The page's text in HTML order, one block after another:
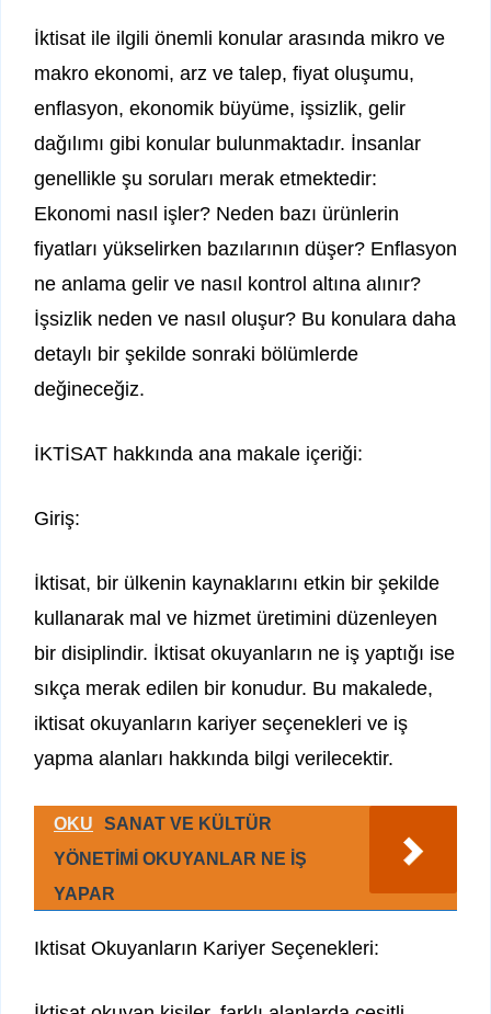
İktisat ile ilgili önemli konular arasında mikro ve
makro ekonomi, arz ve talep, fiyat oluşumu,
enflasyon, ekonomik büyüme, işsizlik, gelir
dağılımı gibi konular bulunmaktadır. İnsanlar
genellikle şu soruları merak etmektedir:
Ekonomi nasıl işler? Neden bazı ürünlerin
fiyatları yükselirken bazılarının düşer? Enflasyon
ne anlama gelir ve nasıl kontrol altına alınır?
İşsizlik neden ve nasıl oluşur? Bu konulara daha
detaylı bir şekilde sonraki bölümlerde
değineceğiz.
İKTİSAT hakkında ana makale içeriği:
Giriş:
İktisat, bir ülkenin kaynaklarını etkin bir şekilde
kullanarak mal ve hizmet üretimini düzenleyen
bir disiplindir. İktisat okuyanların ne iş yaptığı ise
sıkça merak edilen bir konudur. Bu makalede,
iktisat okuyanların kariyer seçenekleri ve iş
yapma alanları hakkında bilgi verilecektir.
OKU
SANAT VE KÜLTÜR
YÖNETİMİ OKUYANLAR NE İŞ
YAPAR
Iktisat Okuyanların Kariyer Seçenekleri: